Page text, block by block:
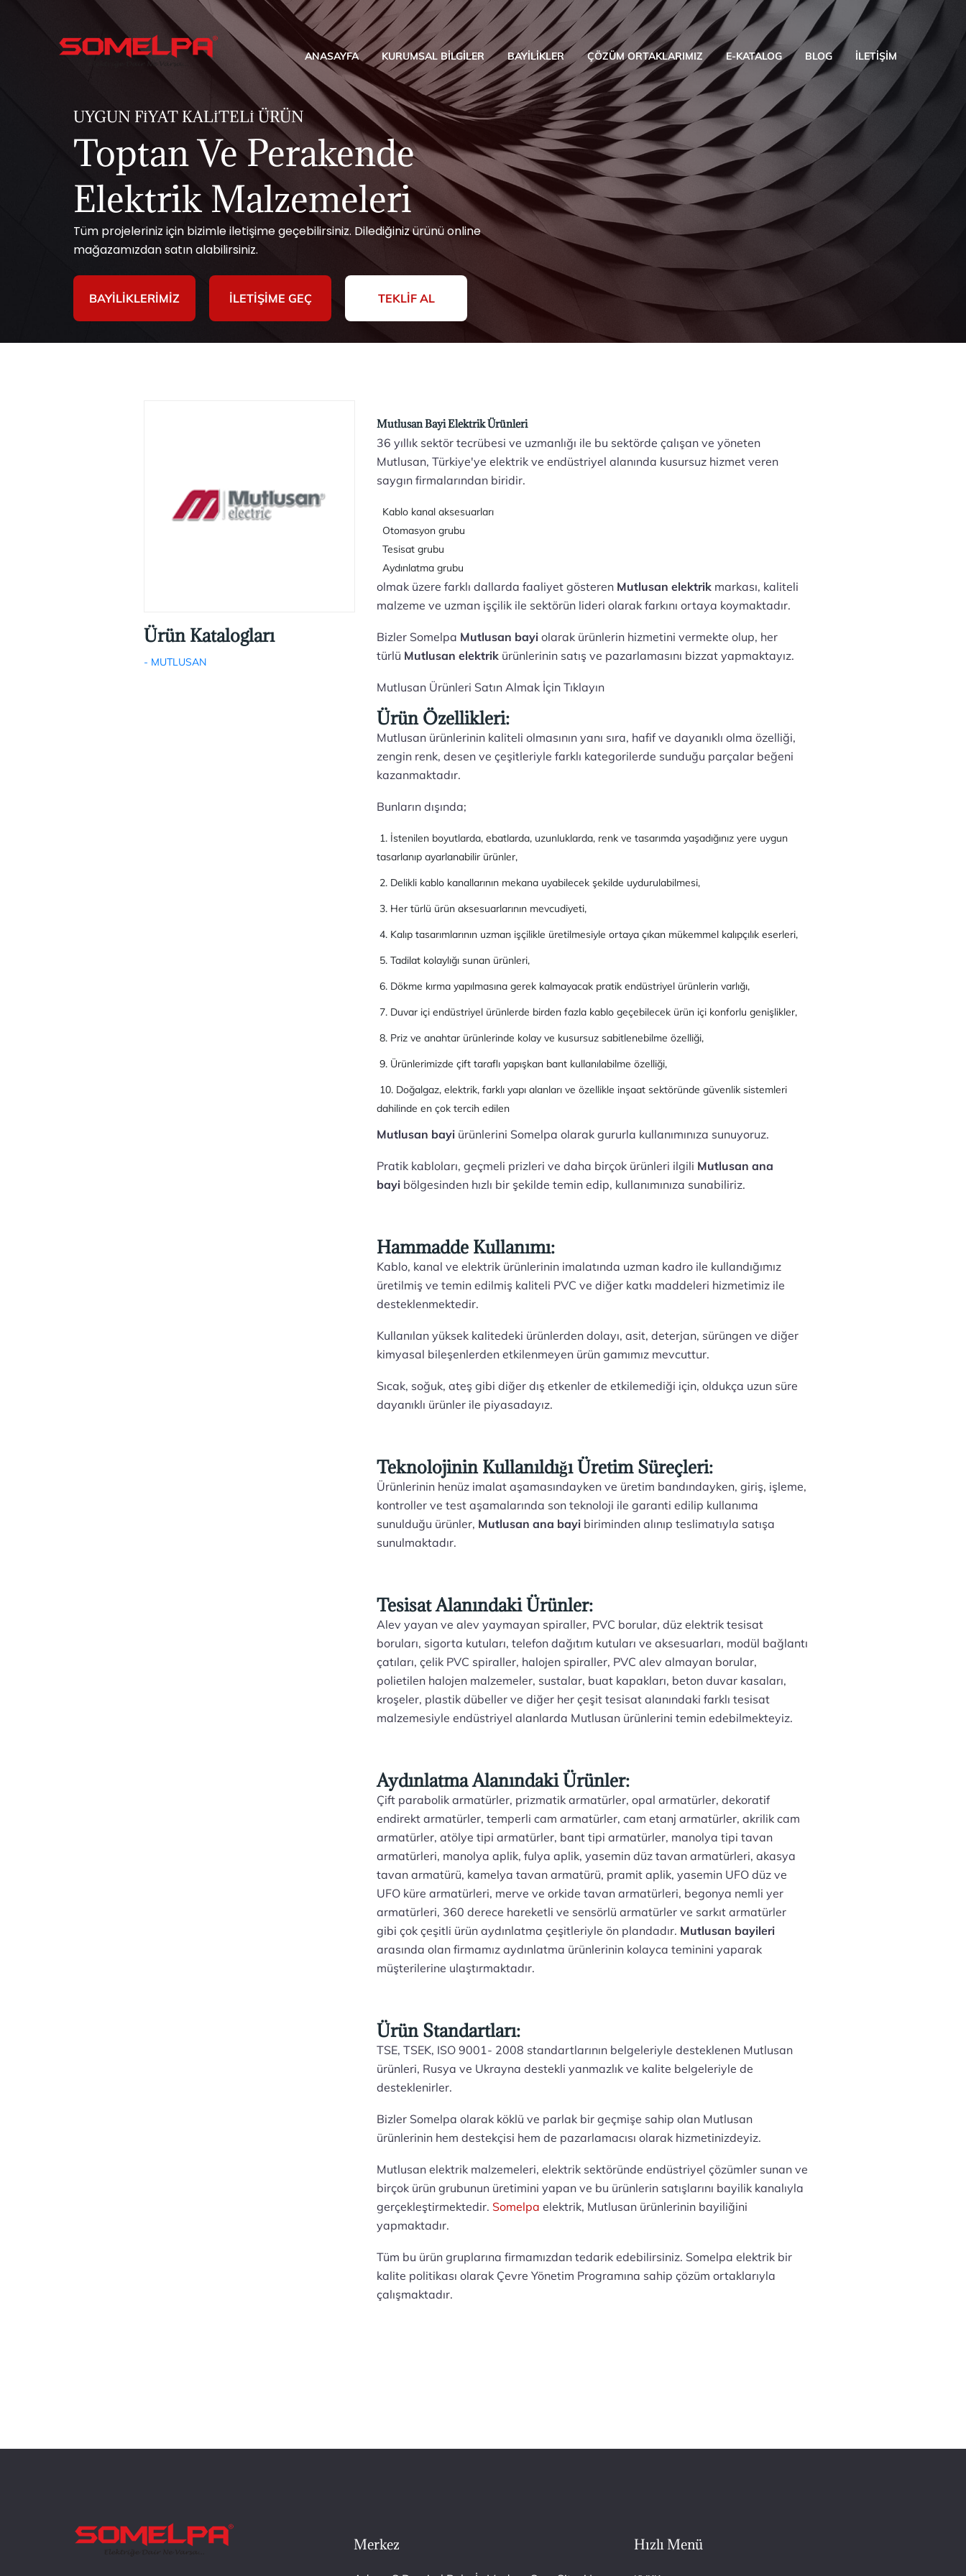
ANASAYFA KURUMSAL BILGILER BAYILIKLER ÇÖZÜM ORTAKLARIMIZ E-KATALOG BLOG İLETIŞIM
UYGUN FIYAT KALITELI ÜRÜN
Toptan Ve Perakende
Elektrik Malzemeleri
Tüm projeleriniz için bizimle iletişime geçebilirsiniz. Dilediğiniz ürünü online
mağazamızdan satın alabilirsiniz.
BAYILIKLERIMIZ İLETIŞIME GEÇ TEKLIF AL
Ürün Katalogları
- MUTLUSAN
Mutlusan Bayi Elektrik Ürünleri
36 yıllık sektör tecrübesi ve uzmanlığı ile bu sektörde çalışan ve yöneten
Mutlusan, Türkiye'ye elektrik ve endüstriyel alanında kusursuz hizmet veren
saygın firmalarından biridir.
Kablo kanal aksesuarları
Otomasyon grubu
Tesisat grubu
Aydınlatma grubu
olmak üzere farklı dallarda faaliyet gösteren Mutlusan elektrik markası, kaliteli
malzeme ve uzman işçilik ile sektörün lideri olarak farkını ortaya koymaktadır.
Bizler Somelpa Mutlusan bayiolarak ürünlerin hizmetini vermekte olup, her
türlü Mutlusan elektrik ürünlerinin satış ve pazarlamasını bizzat yapmaktayız.
Mutlusan Ürünleri Satın Almak İçin Tıklayın
Ürün Özellikleri:
Mutlusan ürünlerinin kaliteli olmasının yanı sıra, hafif ve dayanıklı olma özelliği,
zengin renk, desen ve çeşitleriyle farklı kategorilerde sunduğu parçalar beğeni
kazanmaktadır.
Bunların dışında;
1. İstenilen boyutlarda, ebatlarda, uzunluklarda, renk ve tasarımda yaşadığınız yere uygun
tasarlanıp ayarlanabilir ürünler,
2. Delikli kablo kanallarının mekana uyabilecek şekilde uydurulabilmesi,
3. Her türlü ürün aksesuarlarının mevcudiyeti,
4. Kalıp tasarımlarının uzman işçilikle üretilmesiyle ortaya çıkan mükemmel kalıpçılık eserleri,
5. Tadilat kolaylığı sunan ürünleri,
6. Dökme kırma yapılmasına gerek kalmayacak pratik endüstriyel ürünlerin varlığı,
7. Duvar içi endüstriyel ürünlerde birden fazla kablo geçebilecek ürün içi konforlu genişlikler,
8. Priz ve anahtar ürünlerinde kolay ve kusursuz sabitlenebilme özelliği,
9. Ürünlerimizde çift taraflı yapışkan bant kullanılabilme özelliği,
10. Doğalgaz, elektrik, farklı yapı alanları ve özellikle inşaat sektöründe güvenlik sistemleri
dahilinde en çok tercih edilen
Mutlusan bayi ürünlerini Somelpa olarak gururla kullanımınıza sunuyoruz.
Pratik kabloları, geçmeli prizleri ve daha birçok ürünleri ilgili Mutlusan ana
bayi bölgesinden hızlı bir şekilde temin edip, kullanımınıza sunabiliriz.
Hammadde Kullanımı:
Kablo, kanal ve elektrik ürünlerinin imalatında uzman kadro ile kullandığımız
üretilmiş ve temin edilmiş kaliteli PVC ve diğer katkı maddeleri hizmetimiz ile
desteklenmektedir.
Kullanılan yüksek kalitedeki ürünlerden dolayı, asit, deterjan, sürüngen ve diğer
kimyasal bileşenlerden etkilenmeyen ürün gamımız mevcuttur.
Sıcak, soğuk, ateş gibi diğer dış etkenler de etkilemediği için, oldukça uzun süre
dayanıklı ürünler ile piyasadayız.
Teknolojinin Kullanıldığı Üretim Süreçleri:
Ürünlerinin henüz imalat aşamasındayken ve üretim bandındayken, giriş, işleme,
kontroller ve test aşamalarında son teknoloji ile garanti edilip kullanıma
sunulduğu ürünler, Mutlusan ana bayi biriminden alınıp teslimatıyla satışa
sunulmaktadır.
Tesisat Alanındaki Ürünler:
Alev yayan ve alev yaymayan spiraller, PVC borular, düz elektrik tesisat
boruları, sigorta kutuları, telefon dağıtım kutuları ve aksesuarları, modül bağlantı
çatıları, çelik PVC spiraller, halojen spiraller, PVC alev almayan borular,
polietilen halojen malzemeler, sustalar, buat kapakları, beton duvar kasaları,
kroşeler, plastik dübeller ve diğer her çeşit tesisat alanındaki farklı tesisat
malzemesiyle endüstriyel alanlarda Mutlusan ürünlerini temin edebilmekteyiz.
Aydınlatma Alanındaki Ürünler:
Çift parabolik armatürler, prizmatik armatürler, opal armatürler, dekoratif
endirekt armatürler, temperli cam armatürler, cam etanj armatürler, akrilik cam
armatürler, atölye tipi armatürler, bant tipi armatürler, manolya tipi tavan
armatürleri, manolya aplik, fulya aplik, yasemin düz tavan armatürleri, akasya
tavan armatürü, kamelya tavan armatürü, pramit aplik, yasemin UFO düz ve
UFO küre armatürleri, merve ve orkide tavan armatürleri, begonya nemli yer
armatürleri, 360 derece hareketli ve sensörlü armatürler ve sarkıt armatürler
gibi çok çeşitli ürün aydınlatma çeşitleriyle ön plandadır. Mutlusan bayileri
arasında olan firmamız aydınlatma ürünlerinin kolayca teminini yaparak
müşterilerine ulaştırmaktadır.
Ürün Standartları:
TSE, TSEK, ISO 9001- 2008 standartlarının belgeleriyle desteklenen Mutlusan
ürünleri, Rusya ve Ukrayna destekli yanmazlık ve kalite belgeleriyle de
desteklenirler.
Bizler Somelpa olarak köklü ve parlak bir geçmişe sahip olan Mutlusan
ürünlerinin hem destekçisi hem de pazarlamacısı olarak hizmetinizdeyiz.
Mutlusan elektrik malzemeleri, elektrik sektöründe endüstriyel çözümler sunan ve
birçok ürün grubunun üretimini yapan ve bu ürünlerin satışlarını bayilik kanalıyla
gerçekleştirmektedir. Somelpa elektrik, Mutlusan ürünlerinin bayiliğini
yapmaktadır.
Tüm bu ürün gruplarına firmamızdan tedarik edebilirsiniz. Somelpa elektrik bir
kalite politikası olarak Çevre Yönetim Programına sahip çözüm ortaklarıyla
çalışmaktadır.
Merkez Hızlı Menü